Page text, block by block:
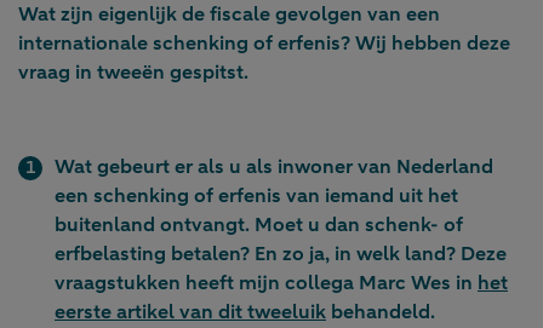
Wat zijn eigenlijk de fiscale gevolgen van een
internationale schenking of erfenis? Wij hebben deze
vraag in tweeën gespitst.
Wat gebeurt er als u als inwoner van Nederland
een schenking of erfenis van iemand uit het
buitenland ontvangt. Moet u dan schenk- of
erfbelasting betalen? En zo ja, in welk land? Deze
vraagstukken heeft mijn collega Marc Wes in het
eerste artikel van dit tweeluik behandeld.